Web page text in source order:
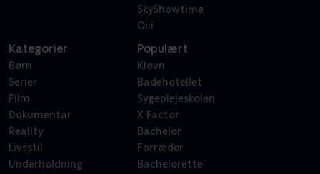
SkyShowtime
Oiii
Kategorier
Børn
Serier
Film
Dokumentar
Reality
Livsstil
Underholdning
Populært
Klovn
Badehotellet
Sygeplejeskolen
X Factor
Bachelor
Forræder
Bachelorette